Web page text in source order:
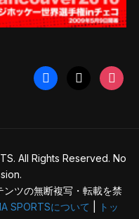
facebook
All Rights Reserved. No
ツの無断複写・転載を禁
SPORTSについて
トッ